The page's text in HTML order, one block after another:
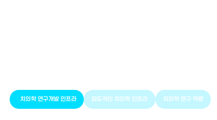
치의학 연구개발 인프라 압도적인 치의학 인프라 치의학 연구 역량